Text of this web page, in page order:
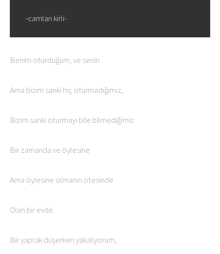
-camları kirli-
Benim oturduğum, ve senin
Ama bizim sanki hiç oturmadığımız,
Bizim sanki oturmayı bile bilmediğimiz
Bir zamanda ve öylesine
Ama öylesine olmanın ötesinde
Olan bir evde.
Bir yaprak düşerken yakalıyorum,